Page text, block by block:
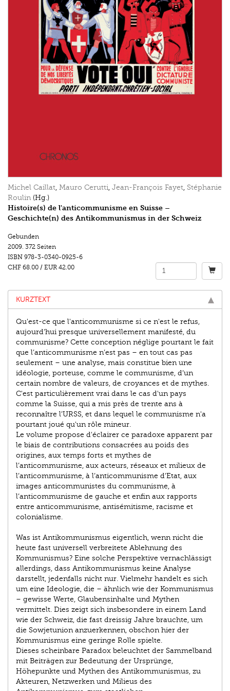
Michel Caillat Mauro Cerutti Jean-François Fayet Stéphanie
Roulin (Hg.)
Histoire(s) de l'anticommunisme en Suisse –
Geschichte(n) des Antikommunismus in der Schweiz
Gebunden
2009. 372 Seiten
ISBN 978-3-0340-0925-6
CHF 68.00 / EUR 42.00
KURZTEXT
Qu'est-ce que l'anticommunisme si ce n'est le refus,
aujourd'hui presque universellement manifesté, du
communisme? Cette conception néglige pourtant le fait
que l’anticommunisme n’est pas – en tout cas pas
seulement – une analyse, mais constitue bien une
idéologie, porteuse, comme le communisme, d’un
certain nombre de valeurs, de croyances et de mythes.
C'est particulièrement vrai dans le cas d'un pays
comme la Suisse, qui a mis près de trente ans à
reconnaître l'URSS, et dans lequel le communisme n'a
pourtant joué qu'un rôle mineur.
Le volume propose d'éclairer ce paradoxe apparent par
le biais de contributions consacrées au poids des
origines, aux temps forts et mythes de
l’anticommunisme, aux acteurs, réseaux et milieux de
l’anticommunisme, à l’anticommunisme d’Etat, aux
images anticommunistes du communisme, à
l’anticommunisme de gauche et enfin aux rapports
entre anticommunisme, antisémitisme, racisme et
colonialisme.
Was ist Antikommunismus eigentlich, wenn nicht die
heute fast universell verbreitete Ablehnung des
Kommunismus? Eine solche Perspektive vernachlässigt
allerdings, dass Antikommunismus keine Analyse
darstellt, jedenfalls nicht nur. Vielmehr handelt es sich
um eine Ideologie, die – ähnlich wie der Kommunismus
– gewisse Werte, Glaubensinhalte und Mythen
vermittelt. Dies zeigt sich insbesondere in einem Land
wie der Schweiz, die fast dreissig Jahre brauchte, um
die Sowjetunion anzuerkennen, obschon hier der
Kommunismus eine geringe Rolle spielte.
Dieses scheinbare Paradox beleuchtet der Sammelband
mit Beiträgen zur Bedeutung der Ursprünge,
Höhepunkte und Mythen des Antikommunismus, zu
Akteuren, Netzwerken und Milieus des